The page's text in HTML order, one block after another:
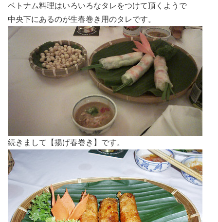
ベトナム料理はいろいろなタレをつけて頂くようで
中央下にあるのが生春巻き用のタレです。
続きまして【揚げ春巻き】です。